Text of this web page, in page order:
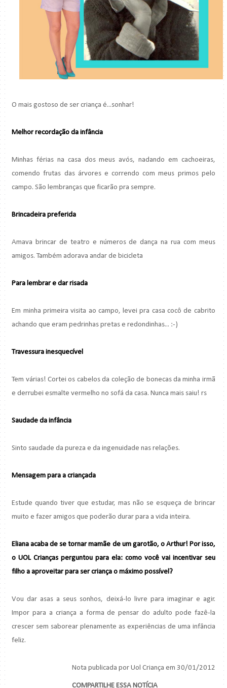
O mais gostoso de ser criança é...sonhar!
Melhor recordação da infância
Minhas férias na casa dos meus avós, nadando em cachoeiras,
comendo frutas das árvores e correndo com meus primos pelo
campo. São lembranças que ficarão pra sempre.
Brincadeira preferida
Amava brincar de teatro e números de dança na rua com meus
amigos. Também adorava andar de bicicleta
Para lembrar e dar risada
Em minha primeira visita ao campo, levei pra casa cocô de cabrito
achando que eram pedrinhas pretas e redondinhas... :-)
Travessura inesquecível
Tem várias! Cortei os cabelos da coleção de bonecas da minha irmã
e derrubei esmalte vermelho no sofá da casa. Nunca mais saiu! rs
Saudade da infância
Sinto saudade da pureza e da ingenuidade nas relações.
Mensagem para a criançada
Estude quando tiver que estudar, mas não se esqueça de brincar
muito e fazer amigos que poderão durar para a vida inteira.
Eliana acaba de se tornar mamãe de um garotão, o Arthur! Por isso,
o UOL Crianças perguntou para ela: como você vai incentivar seu
filho a aproveitar para ser criança o máximo possível?
Vou dar asas a seus sonhos, deixá-lo livre para imaginar e agir.
Impor para a criança a forma de pensar do adulto pode fazê-la
crescer sem saborear plenamente as experiências de uma infância
feliz.
Nota publicada por Uol Criança em 30/01/2012
COMPARTILHE ESSA NOTÍCIA